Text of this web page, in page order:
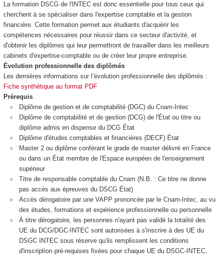
La formation DSCG de l'INTEC est donc essentielle pour tous ceux qui
cherchent à se spécialiser dans l'expertise comptable et la gestion
financière. Cette formation permet aux étudiants d'acquérir les
compétences nécessaires pour réussir dans ce secteur d'activité, et
d'obtenir les diplômes qui leur permettront de travailler dans les meilleurs
cabinets d'expertise-comptable ou de créer leur propre entreprise.
Évolution professionnelle des diplômés
Les dernières informations sur l’évolution professionnelle des diplômés :
Fiche synthétique au format PDF
Prérequis
Diplôme de gestion et de comptabilité (DGC) du Cnam-Intec
Diplôme de comptabilité et de gestion (DCG) de l'État ou titre ou
diplôme admis en dispense du DCG État
Diplôme d'études comptables et financières (DECF) État
Master 2 ou diplôme conférant le grade de master délivré en France
ou dans un État membre de l'Espace européen de l'enseignement
supérieur
Titre de responsable comptable du Cnam (N.B. : Ce titre ne donne
pas accès aux épreuves du DSCG État)
Accès dérogatoire par une VAPP prononcée par le Cnam-Intec, au vu
des études, formations et expérience professionnelle ou personnelle
À titre dérogatoire, les personnes n'ayant pas validé la totalité des
UE du DCG/DGC-INTEC sont autorisées à s'inscrire à des UE du
DSGC INTEC sous réserve qu'ils remplissent les conditions
d'inscription pré-requises fixées pour chaque UE du DSGC-INTEC.